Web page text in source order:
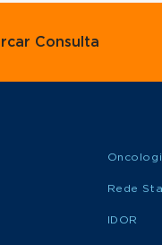
Consulta
Rede
IDOR